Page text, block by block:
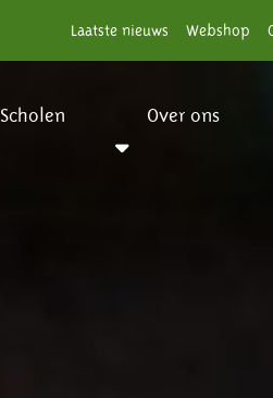
Laatste nieuws Webshop
Scholen Over ons